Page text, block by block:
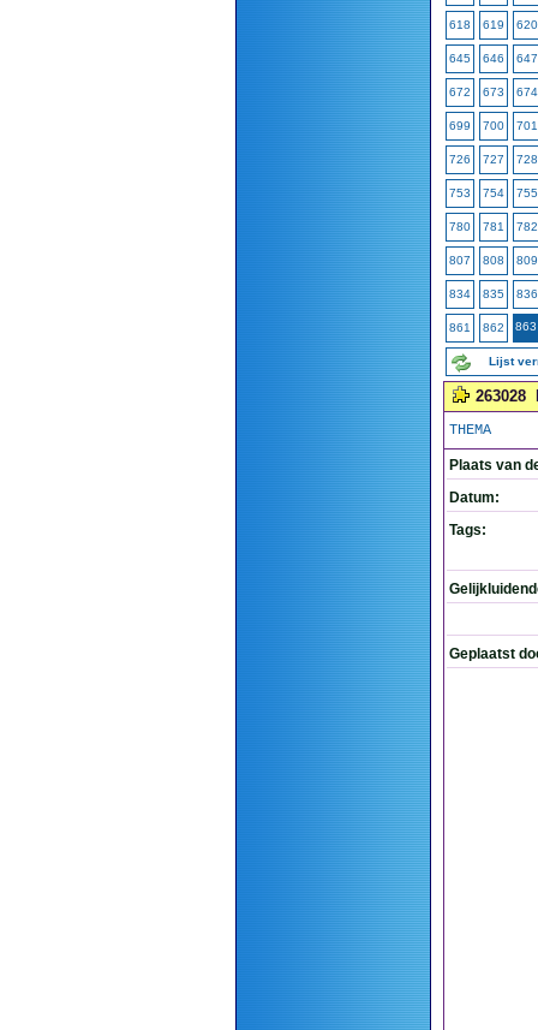
618 619 620
645 646 647
672 673 674
699 700 701
726 727 728
753 754 755
780 781 782
807 808 809
834 835 836
861 862 863
Lijst
263028
THEMA
Plaats van
Datum:
Tags:
Geplaatst